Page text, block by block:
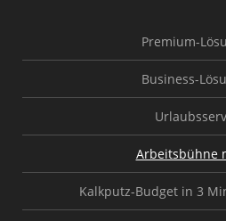
Premium-
Business-
Arbeitsbühne
Kalkputz-Budget in 3